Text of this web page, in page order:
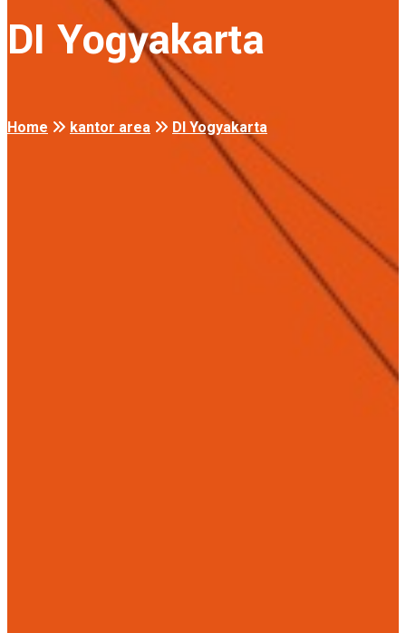
DI Yogyakarta
Home kantor area DI Yogyakarta